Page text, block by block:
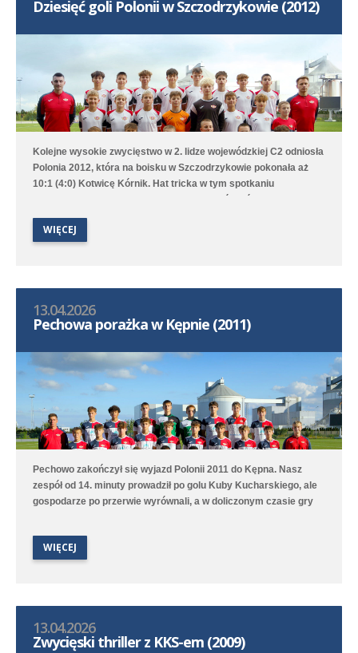
Dziesięć goli Polonii w Szczodrzykowie (2012)
Kolejne wysokie zwycięstwo w 2. lidze wojewódzkiej C2 odniosła
Polonia 2012, która na boisku w Szczodrzykowie pokonała aż
10:1 (4:0) Kotwicę Kórnik. Hat tricka w tym spotkaniu
2. lidze okręgowej C2, przegrał na wyjeździe z Avią Kamionki.
WIĘCEJ
13.04.2026
Pechowa porażka w Kępnie (2011)
Pechowo zakończył się wyjazd Polonii 2011 do Kępna. Nasz
zespół od 14. minuty prowadził po golu Kuby Kucharskiego, ale
gospodarze po przerwie wyrównali, a w doliczonym czasie gry
drużyna, która na boisku treningowym pokonała 9:1 (2:0) Juna-
Trans II Stare Oborzyska. Hat trickiem w tym meczu popisał się
Jan Marciniak.
WIĘCEJ
13.04.2026
Zwycięski thriller z KKS-em (2009)